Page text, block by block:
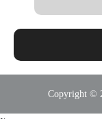
Copyright ©